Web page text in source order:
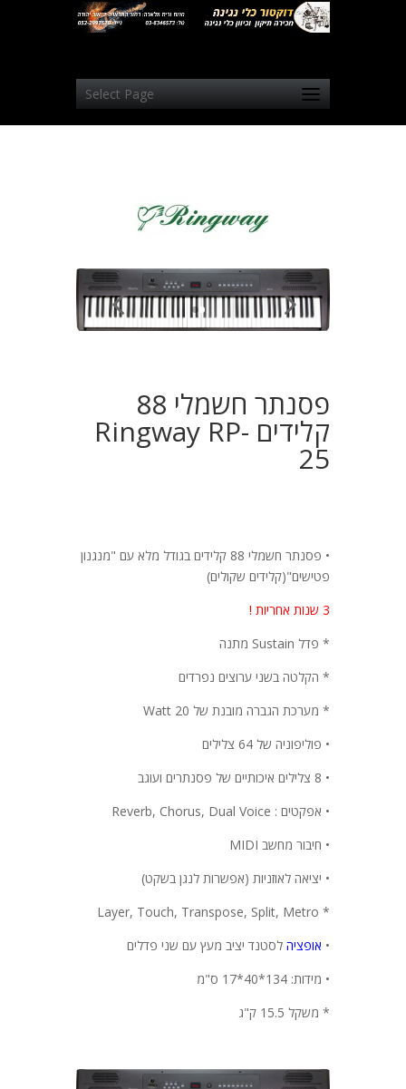
Select Page
פסנתר חשמלי 88
קלידים Ringway RP-
25
• פסנתר חשמלי 88 קלידים בגודל מלא עם "מנגנון
פטישים"(קלידים שקולים)
3 שנות אחריות !
* פדל Sustain מתנה
* הקלטה בשני ערוצים נפרדים
* מערכת הגברה מובנת של 20
Watt
• פוליפוניה של 64 צלילים
• 8 צלילים איכותיים של פסנתרים ועוגב
• אפקטים : Reverb, Chorus, Dual Voice
• חיבור מחשב MIDI
• יציאה לאוזניות (אפשרות לנגן בשקט)
*
Layer, Touch, Transpose, Split, Metro
• אופציה לסטנד יציב מעץ עם שני פדלים
• מידות: 134*40*17 ס"מ
* משקל 15.5 ק"ג